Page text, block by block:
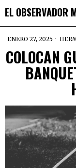
EL OBSERVADOR
ENERO 27, 2025
COLOCAN